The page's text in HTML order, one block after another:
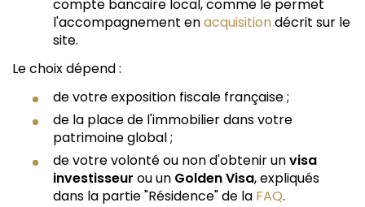
compte bancaire local, comme le permet
l'accompagnement enacquisitiondécrit sur le
site.
Le choix dépend :
de votre exposition fiscale française ;
de la place de l'immobilier dans votre
patrimoine global ;
de votre volonté ou non d'obtenir unvisa
investisseur ou un Golden Visa, expliqués
dans la partie "Résidence" de la FAQ.